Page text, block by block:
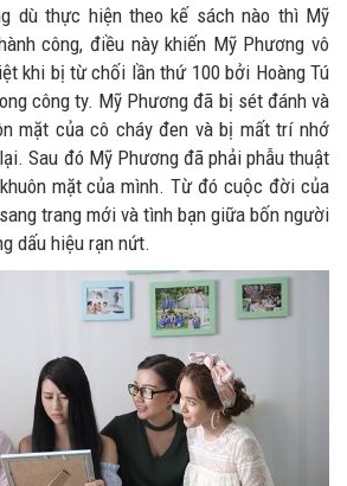
dù thực hiện theo kế sách nào thì Mỹ
công, điều này khiến Mỹ Phương vô
khi bị từ chối lần thứ 100 bởi Hoàng Tú
công ty. Mỹ Phương đã bị sét đánh và
mặt của cô cháy đen và bị mất trí nhớ
Sau đó Mỹ Phương đã phải phẫu thuật
mặt của mình. Từ đó cuộc đời của
trang mới và tình bạn giữa bốn người
dấu hiệu rạn nứt.